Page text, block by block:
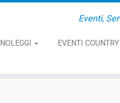
Eventi,
NOLEGGI EVENTI COUNTRY